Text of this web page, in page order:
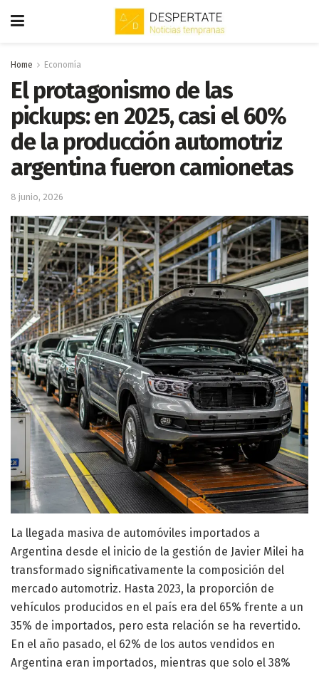
Home Economía
El protagonismo de las
pickups: en 2025, casi el 60%
de la producción automotriz
argentina fueron camionetas
8 junio, 2026
La llegada masiva de automóviles importados a
Argentina desde el inicio de la gestión de Javier Milei ha
transformado significativamente la composición del
mercado automotriz. Hasta 2023, la proporción de
vehículos producidos en el país era del 65% frente a un
35% de importados, pero esta relación se ha revertido.
En el año pasado, el 62% de los autos vendidos en
Argentina eran importados, mientras que solo el 38%